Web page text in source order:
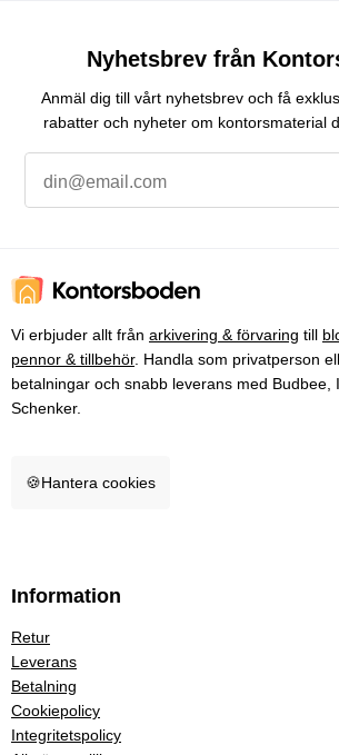
Nyhetsbrev från
Anmäl dig till vårt nyhetsbrev och få
rabatter och nyheter om kontorsmaterial
Vi erbjuder allt från arkivering & förvaring till
pennor & tillbehör. Handla som privatperson
betalningar och snabb leverans med Budbee,
Schenker.
🍪Hantera cookies
Information
Retur
Leverans
Betalning
Cookiepolicy
Integritetspolicy